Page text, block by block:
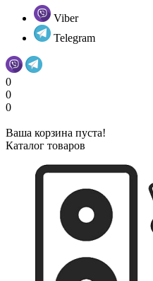
Viber
Telegram
0
0
0
Ваша корзина пуста!
Каталог товаров